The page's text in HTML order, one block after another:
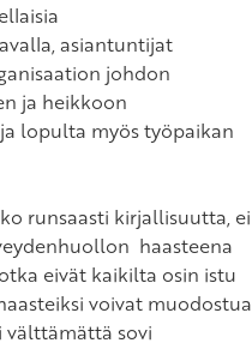
asiantuntijat
johdon
ja heikkoon
lopulta myös työpaikan
runsaasti kirjallisuutta, ei
haasteena
eivät kaikilta osin istu
voivat muodostua
välttämättä sovi